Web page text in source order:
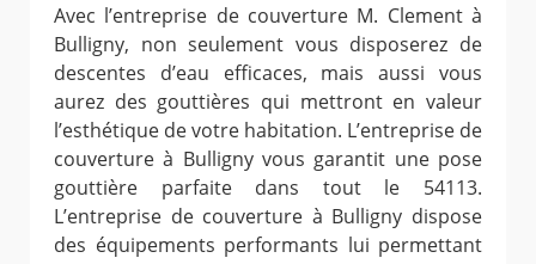
Avec l’entreprise de couverture M. Clement à
Bulligny, non seulement vous disposerez de
descentes d’eau efficaces, mais aussi vous
aurez des gouttières qui mettront en valeur
l’esthétique de votre habitation. L’entreprise de
couverture à Bulligny vous garantit une pose
gouttière parfaite dans tout le 54113.
L’entreprise de couverture à Bulligny dispose
des équipements performants lui permettant